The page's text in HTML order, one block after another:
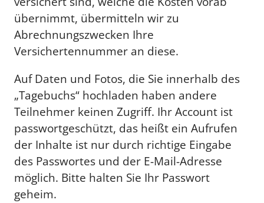
übernimmt, übermitteln wir zu
Abrechnungszwecken Ihre
Versichertennummer an diese.
Auf Daten und Fotos, die Sie innerhalb des
„Tagebuchs“ hochladen haben andere
Teilnehmer keinen Zugriff. Ihr Account ist
passwortgeschützt, das heißt ein Aufrufen
der Inhalte ist nur durch richtige Eingabe
des Passwortes und der E-Mail-Adresse
möglich. Bitte halten Sie Ihr Passwort
geheim.